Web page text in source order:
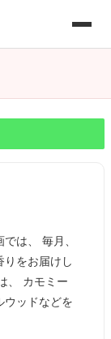
は、 毎月、
りをお届けし
、 カモミー
ウッドなどを